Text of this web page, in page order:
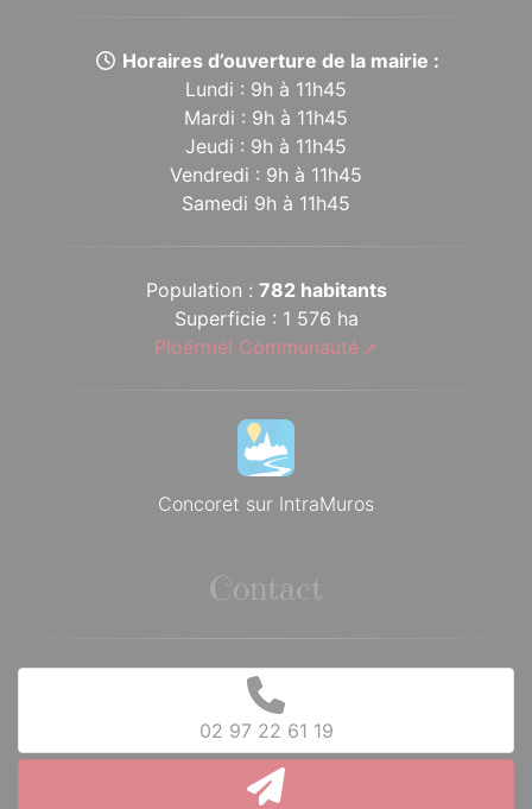
Horaires d’ouverture de la mairie :
Lundi : 9h à 11h45
Mardi : 9h à 11h45
Jeudi : 9h à 11h45
Vendredi : 9h à 11h45
Samedi 9h à 11h45
Population : 782 habitants
Superficie : 1 576 ha
Ploërmel Communauté
Concoret sur IntraMuros
Contact
02 97 22 61 19